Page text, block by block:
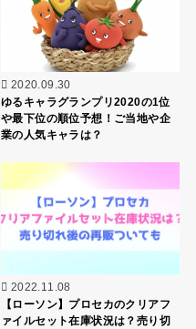
2020.09.30
ゆるキャラグランプリ2020の1位
や最下位の順位予想！ご当地や企
業の人気キャラは？
2022.11.08
【ローソン】プロセカのクリアフ
ァイルセット在庫状況は？売り切